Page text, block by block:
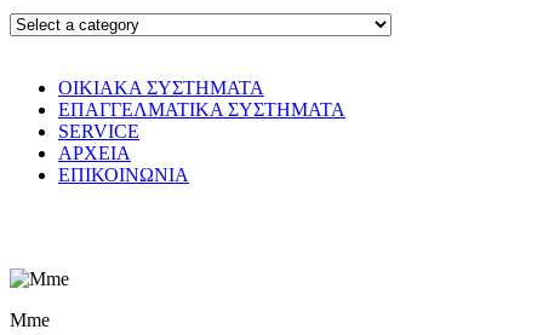
ΟΙΚΙΑΚΑ ΣΥΣΤΗΜΑΤΑ
ΕΠΑΓΓΕΛΜΑΤΙΚΑ ΣΥΣΤΗΜΑΤΑ
SERVICE
ΑΡΧΕΙΑ
ΕΠΙΚΟΙΝΩΝΙΑ
Mme